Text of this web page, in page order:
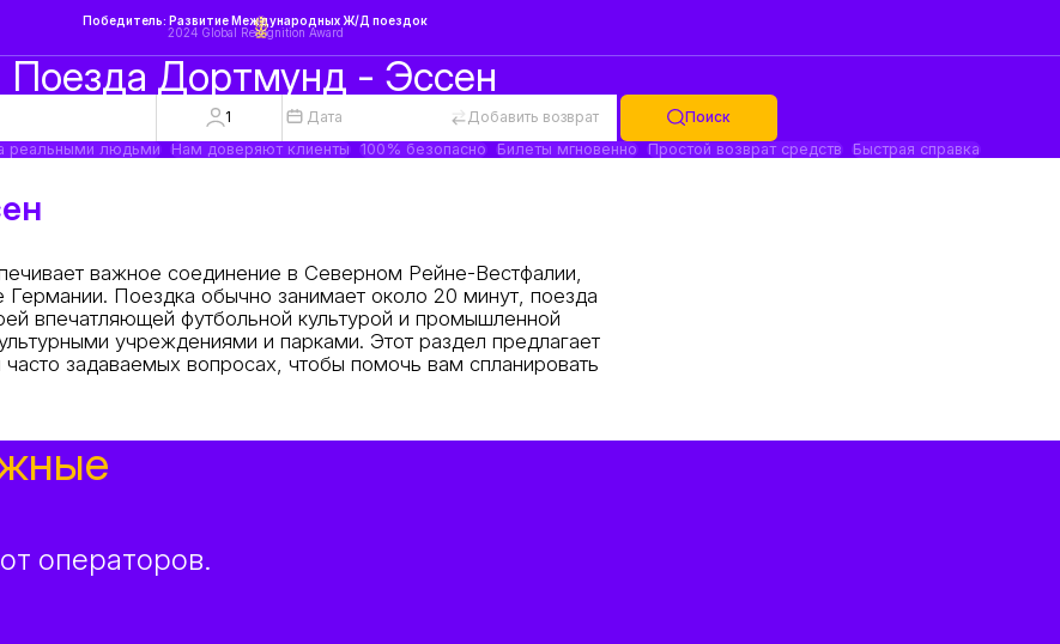
Победитель: Развитие Международных Ж/Д поездок
2024 Global Recognition Award
Поезда Дортмунд - Эссен
1 Дата Добавить возврат
Поиск
реальными людьми Нам доверяют клиенты 100% безопасно Билеты мгновенно Простой возврат средств Быстрая справка
важное соединение в Северном Рейне-Вестфалии,
Поездка обычно занимает около 20 минут, поезда
впечатляющей футбольной культурой и промышленной
учреждениями и парками. Этот раздел предлагает
задаваемых вопросах, чтобы помочь вам спланировать
операторов.